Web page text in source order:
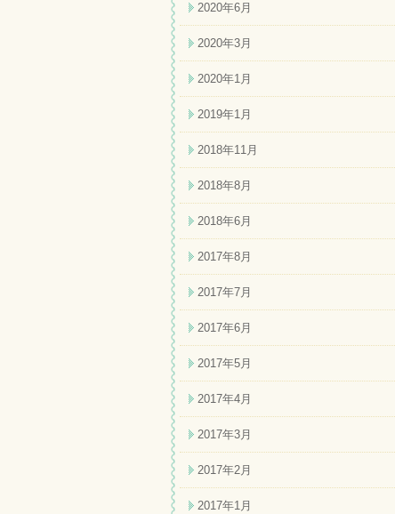
2020年6月
2020年3月
2020年1月
2019年1月
2018年11月
2018年8月
2018年6月
2017年8月
2017年7月
2017年6月
2017年5月
2017年4月
2017年3月
2017年2月
2017年1月